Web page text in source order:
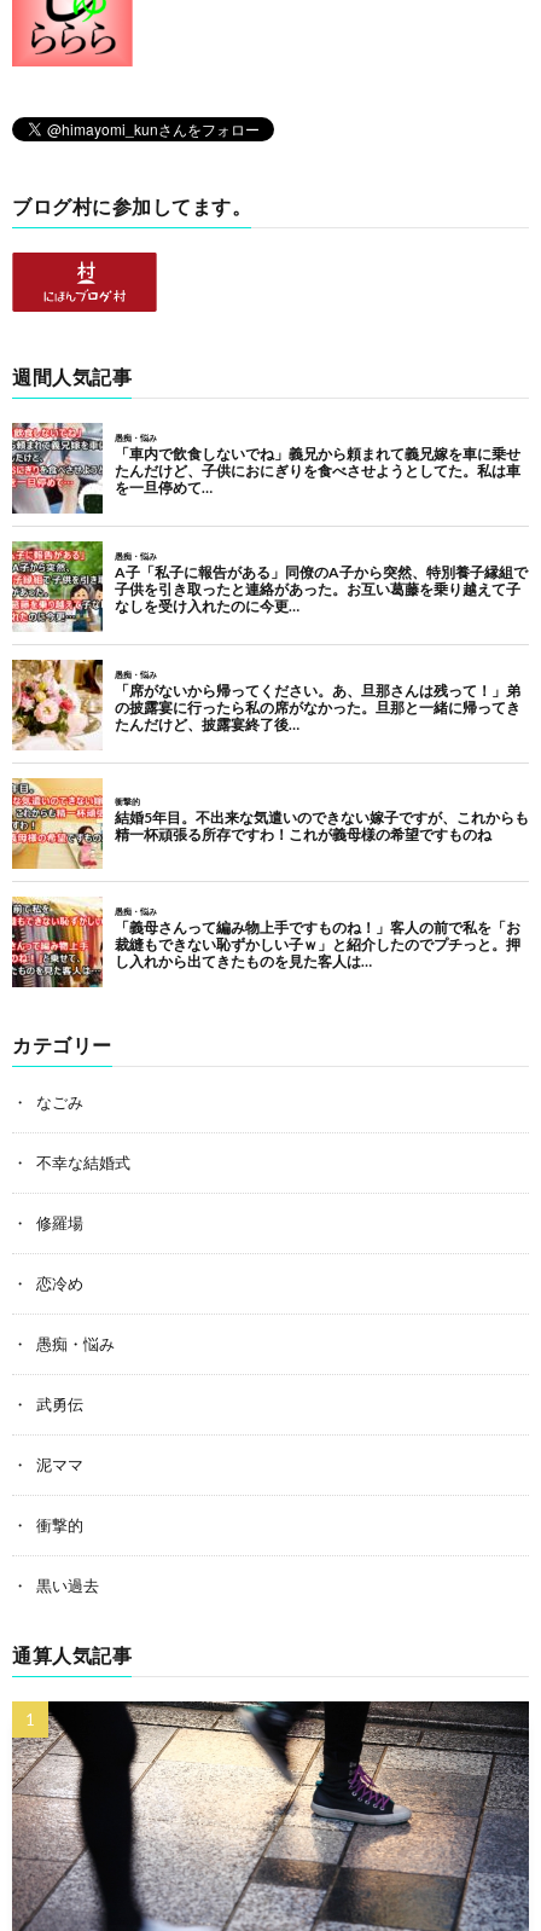
ブログ村に参加してます。
週間人気記事
カテゴリー
なごみ
不幸な結婚式
修羅場
恋冷め
愚痴・悩み
武勇伝
泥ママ
衝撃的
黒い過去
通算人気記事